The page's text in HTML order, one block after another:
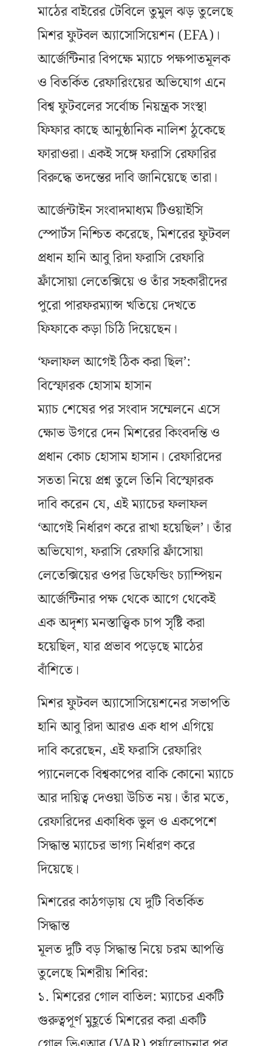
মাঠের বাইরের টেবিলে তুমুল ঝড় তুলেছে
মিশর ফুটবল অ্যাসোসিয়েশন (EFA)।
আর্জেন্টিনার বিপক্ষে ম্যাচে পক্ষপাতমূলক
ও বিতর্কিত রেফারিংয়ের অভিযোগ এনে
বিশ্ব ফুটবলের সর্বোচ্চ নিয়ন্ত্রক সংস্থা
ফিফার কাছে আনুষ্ঠানিক নালিশ ঠুকেছে
ফারাওরা। একই সঙ্গে ফরাসি রেফারির
বিরুদ্ধে তদন্তের দাবি জানিয়েছে তারা।
আর্জেন্টাইন সংবাদমাধ্যম টিওয়াইসি
স্পোর্টস নিশ্চিত করেছে, মিশরের ফুটবল
প্রধান হানি আবু রিদা ফরাসি রেফারি
ফ্রাঁসোয়া লেতেক্সিয়ে ও তাঁর সহকারীদের
পুরো পারফরম্যান্স খতিয়ে দেখতে
ফিফাকে কড়া চিঠি দিয়েছেন।
‘ফলাফল আগেই ঠিক করা ছিল’:
বিস্ফোরক হোসাম হাসান
ম্যাচ শেষের পর সংবাদ সম্মেলনে এসে
ক্ষোভ উগরে দেন মিশরের কিংবদন্তি ও
প্রধান কোচ হোসাম হাসান। রেফারিদের
সততা নিয়ে প্রশ্ন তুলে তিনি বিস্ফোরক
দাবি করেন যে, এই ম্যাচের ফলাফল
‘আগেই নির্ধারণ করে রাখা হয়েছিল’। তাঁর
অভিযোগ, ফরাসি রেফারি ফ্রাঁসোয়া
লেতেক্সিয়ের ওপর ডিফেন্ডিং চ্যাম্পিয়ন
আর্জেন্টিনার পক্ষ থেকে আগে থেকেই
এক অদৃশ্য মনস্তাত্ত্বিক চাপ সৃষ্টি করা
হয়েছিল, যার প্রভাব পড়েছে মাঠের
বাঁশিতে।
মিশর ফুটবল অ্যাসোসিয়েশনের সভাপতি
হানি আবু রিদা আরও এক ধাপ এগিয়ে
দাবি করেছেন, এই ফরাসি রেফারিং
প্যানেলকে বিশ্বকাপের বাকি কোনো ম্যাচে
আর দায়িত্ব দেওয়া উচিত নয়। তাঁর মতে,
রেফারিদের একাধিক ভুল ও একপেশে
সিদ্ধান্ত ম্যাচের ভাগ্য নির্ধারণ করে
দিয়েছে।
মিশরের কাঠগড়ায় যে দুটি বিতর্কিত
সিদ্ধান্ত
মূলত দুটি বড় সিদ্ধান্ত নিয়ে চরম আপত্তি
তুলেছে মিশরীয় শিবির:
১. মিশরের গোল বাতিল: ম্যাচের একটি
গুরুত্বপূর্ণ মুহূর্তে মিশরের করা একটি